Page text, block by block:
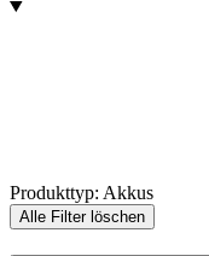
Produkte
Produkttyp: Akkus
Alle Filter löschen